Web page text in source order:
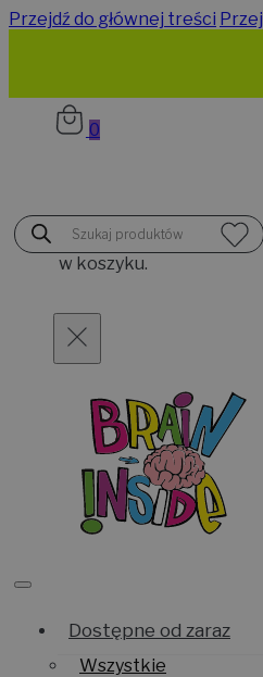
Przejdź do głównej treści
Wyszukiwarka
produktów
0
Brak
produktów
w koszyku.
Dostępne od zaraz
Wszystkie